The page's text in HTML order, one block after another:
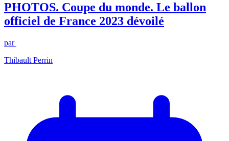
PHOTOS. Coupe du monde. Le ballon
officiel de France 2023 dévoilé
par
Thibault Perrin